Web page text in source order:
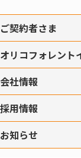
ご契約者さま
オリコフォレント
会社情報
採用情報
お知らせ